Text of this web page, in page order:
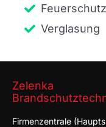
Verglasung
Zelenka
Firmenzentrale